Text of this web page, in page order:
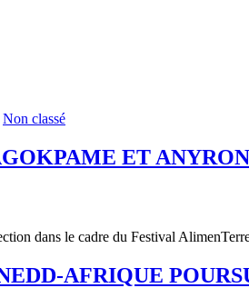
Non classé
ET
dans le cadre du Festival
AFRIQUE